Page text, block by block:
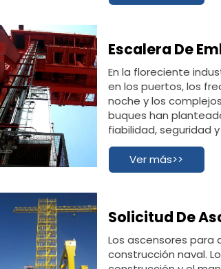
Escalera De
En la floreciente
en los puertos, los
noche y los
buques han
fiabilidad, seguridad
de a bordo. Como
campo de los
escaleras de
Ver más>>
Solicitud De
Los ascensores para
construcción naval.